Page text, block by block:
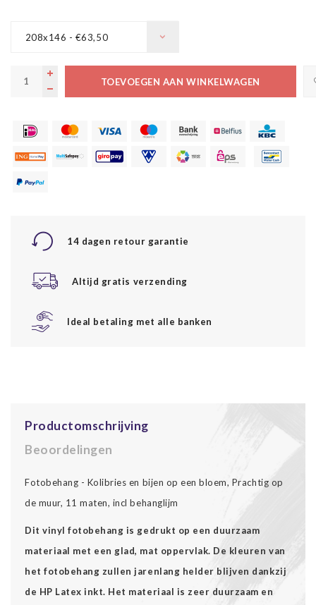
208x146 - €63,50
TOEVOEGEN AAN WINKELWAGEN
14 dagen retour garantie
Altijd gratis verzending
Ideal betaling met alle banken
Productomschrijving
Beoordelingen
Fotobehang - Kolibries en bijen op een bloem, Prachtig op
de muur, 11 maten, incl behanglijm
Dit vinyl fotobehang is gedrukt op een duurzaam
materiaal met een glad, mat oppervlak. De kleuren van
het fotobehang zullen jarenlang helder blijven dankzij
de HP Latex inkt. Het materiaal is zeer duurzaam en